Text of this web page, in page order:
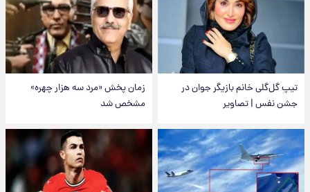
تیپ گل‌گلی خانم بازیگر جوان در
جشن نفس | تصاویر
زمان پخش «مرد سه هزار چهره»
مشخص شد